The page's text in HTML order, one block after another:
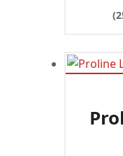
(